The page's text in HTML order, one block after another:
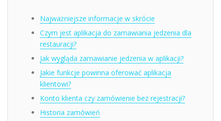
Najważniejsze informacje w skrócie
Czym jest aplikacja do zamawiania jedzenia dla
restauracji?
Jak wygląda zamawianie jedzenia w aplikacji?
Jakie funkcje powinna oferować aplikacja
klientowi?
Konto klienta czy zamówienie bez rejestracji?
Historia zamówień